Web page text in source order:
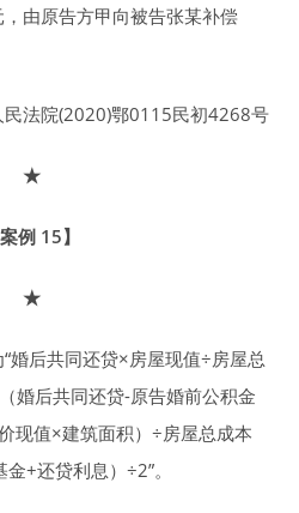
由原告方甲向被告张某补偿
法院(2020)鄂0115民初4268号
★
案例 15】
★
婚后共同还贷×房屋现值÷房屋总
婚后共同还贷-原告婚前公积金
现值×建筑面积）÷房屋总成本
+还贷利息）÷2”。